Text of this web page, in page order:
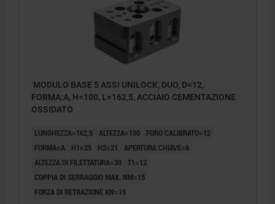
MODULO BASE 5 ASSI UNILOCK, DUO, D=12,
FORMA:A, H=100, L=162,5, ACCIAIO CEMENTAZIONE
OSSIDATO
LUNGHEZZA=162,5 ALTEZZA=100
FORO CALIBRATO=12
FORMA=A
H1=25 H2=21
APERTURA CHIAVE=6
ALTEZZA DI FILETTATURA=30 T1=12
COPPIA DI SERRAGGIO MAX. NM=15
FORZA DI RETRAZIONE KN=15